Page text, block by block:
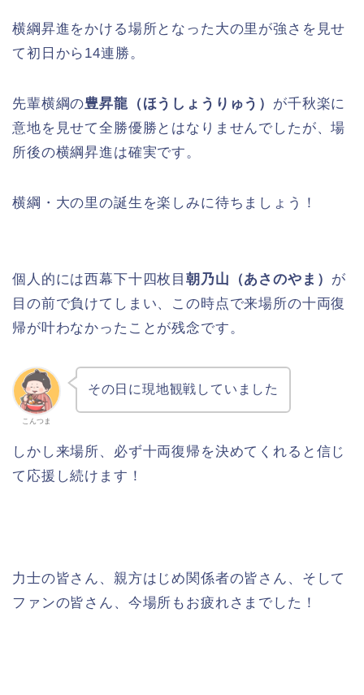
横綱昇進をかける場所となった大の里が強さを見せ
て初日から14連勝。
先輩横綱の豊昇龍（ほうしょうりゅう） が千秋楽に
意地を見せて全勝優勝とはなりませんでしたが、場
所後の横綱昇進は確実です。
横綱・大の里の誕生を楽しみに待ちましょう！
個人的には西幕下十四枚目朝乃山（あさのやま） が
目の前で負けてしまい、この時点で来場所の十両復
帰が叶わなかったことが残念です。
こんつま
その日に現地観戦していました
しかし来場所、必ず十両復帰を決めてくれると信じ
て応援し続けます！
力士の皆さん、親方はじめ関係者の皆さん、そして
ファンの皆さん、今場所もお疲れさまでした！